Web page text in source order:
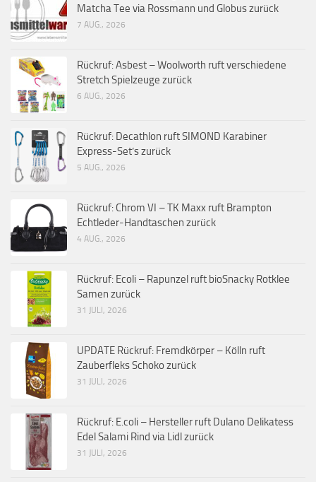
Matcha Tee via Rossmann und Globus zurück
7 AUG., 2026
Rückruf: Asbest – Woolworth ruft verschiedene
Stretch Spielzeuge zurück
6 AUG., 2026
Rückruf: Decathlon ruft SIMOND Karabiner
Express-Set’s zurück
5 AUG., 2026
Rückruf: Chrom VI – TK Maxx ruft Brampton
Echtleder-Handtaschen zurück
4 AUG., 2026
Rückruf: Ecoli – Rapunzel ruft bioSnacky Rotklee
Samen zurück
31 JULI, 2026
UPDATE Rückruf: Fremdkörper – Kölln ruft
Zauberfleks Schoko zurück
31 JULI, 2026
Rückruf: E.coli – Hersteller ruft Dulano Delikatess
Edel Salami Rind via Lidl zurück
31 JULI, 2026